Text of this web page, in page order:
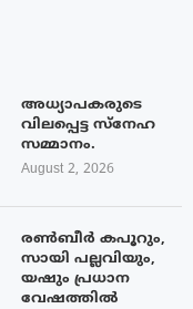
അധ്യാപകരുടെ
വിലപ്പെട്ട സ്നേഹ
സമ്മാനം.
August 2, 2026
രൺബീർ കപൂറും,
സായി പല്ലവിയും,
യഷും പ്രധാന
വേഷത്തിൽ